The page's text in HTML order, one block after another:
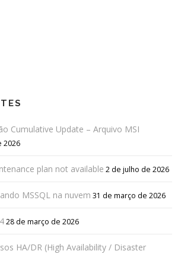
Cumulative Update – Arquivo MSI
2026
plan not available 2 de julho de 2026
MSSQL na nuvem 31 de março de 2026
28 de março de 2026
HA/DR (High Availability / Disaster